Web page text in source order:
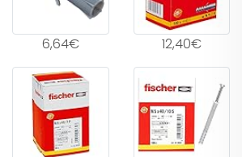
6,64€ 12,40€